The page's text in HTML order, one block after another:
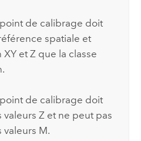
de calibrage doit
spatiale et
et Z que la classe
de calibrage doit
Z et ne peut pas
M.